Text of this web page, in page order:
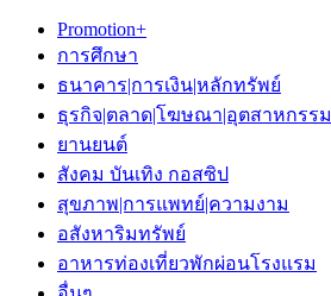
Promotion+
การศึกษา
ธนาคาร|การเงิน|หลักทรัพย์
ธุรกิจ|ตลาด|โฆษณา|อุตสาหกรรม
ยานยนต์
สังคม บันเทิง กอสซิป
สุขภาพ|การแพทย์|ความงาม
อสังหาริมทรัพย์
อาหารท่องเที่ยวพักผ่อนโรงแรม